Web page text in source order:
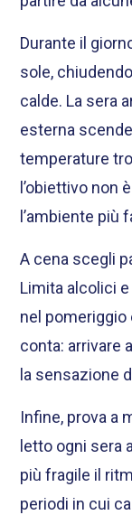
Durante il
sole,
calde. La sera
esterna
temperature
l’obiettivo non
l’ambiente più
A cena scegli
Limita alcolici
nel pomeriggio
conta: arrivare
la sensazione
Infine, prova a
letto ogni sera
più fragile il
periodi in cui